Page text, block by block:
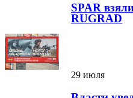
SPAR
RUGRAD
29 июля